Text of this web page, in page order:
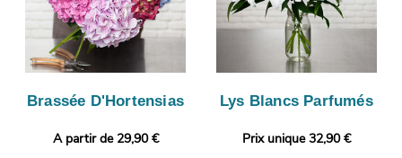
Brassée D'Hortensias
A partir de 29,90 €
Lys Blancs Parfumés
Prix unique 32,90 €